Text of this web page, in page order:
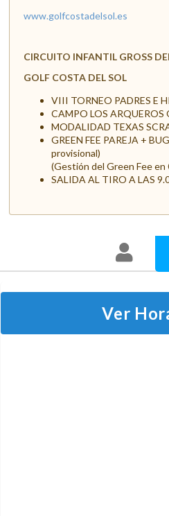
www.golfcostadelsol.es
CIRCUITO INFANTIL GROSS
GOLF COSTA DEL SOL
VIII TORNEO PADRES E
CAMPO LOS ARQUEROS
MODALIDAD TEXAS
GREEN FEE PAREJA +
provisional)
(Gestión del Green Fee en
SALIDA AL TIRO A LAS
Ver